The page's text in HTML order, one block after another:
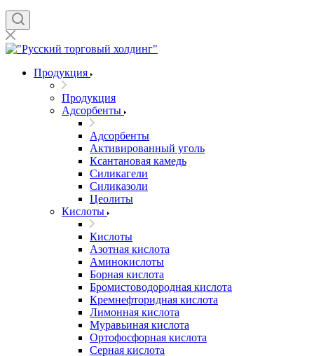
Продукция
Продукция
Адсорбенты
Адсорбенты
Активированный уголь
Ксантановая камедь
Силикагели
Силиказоли
Цеолиты
Кислоты
Кислоты
Азотная кислота
Аминокислоты
Борная кислота
Бромистоводородная кислота
Кремнефторидная кислота
Лимонная кислота
Муравьиная кислота
Ортофосфорная кислота
Серная кислота